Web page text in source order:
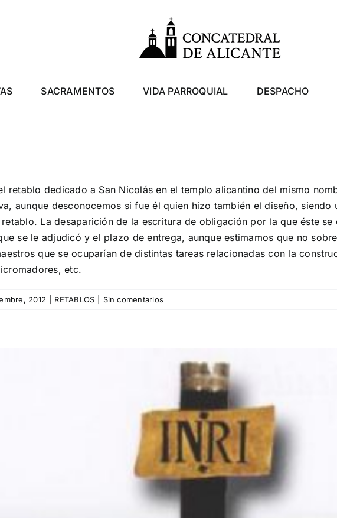
SACRAMENTOS VIDA PARROQUIAL DESPACHO
retablo dedicado a San Nicolás en el templo alicantino del mismo
aunque desconocemos si fue él quien hizo también el diseño,
La desaparición de la escritura de obligación por la que éste
se le adjudicó y el plazo de entrega, aunque estimamos que no
que se ocuparían de distintas tareas relacionadas con la
etc.
2012 RETABLOS Sin comentarios